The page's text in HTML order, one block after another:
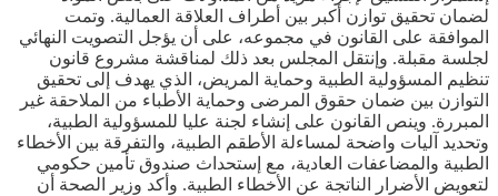
لضمان تحقيق توازن أكبر بين أطراف العلاقة العمالية. وتمت
الموافقة على القانون في مجموعه، على أن يؤجل التصويت النهائي
لجلسة مقبلة. وإنتقل المجلس بعد ذلك لمناقشة مشروع قانون
تنظيم المسؤولية الطبية وحماية المريض، الذي يهدف إلى تحقيق
التوازن بين ضمان حقوق المرضى وحماية الأطباء من الملاحقة غير
المبررة. وينص القانون على إنشاء لجنة عليا للمسؤولية الطبية،
وتحديد آليات واضحة لمساءلة الأطقم الطبية، والتفرقة بين الأخطاء
الطبية والمضاعفات العادية، مع إستحداث صندوق تأمين حكومي
لتعويض الأضرار الناتجة عن الأخطاء الطبية. وأكد وزير الصحة أن